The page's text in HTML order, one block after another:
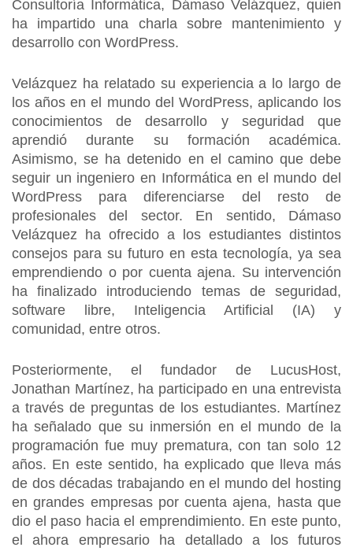
Consultoría Informática, Dámaso Velázquez, quien
ha impartido una charla sobre mantenimiento y
desarrollo con WordPress.
Velázquez ha relatado su experiencia a lo largo de
los años en el mundo del WordPress, aplicando los
conocimientos de desarrollo y seguridad que
aprendió durante su formación académica.
Asimismo, se ha detenido en el camino que debe
seguir un ingeniero en Informática en el mundo del
WordPress para diferenciarse del resto de
profesionales del sector. En sentido, Dámaso
Velázquez ha ofrecido a los estudiantes distintos
consejos para su futuro en esta tecnología, ya sea
emprendiendo o por cuenta ajena. Su intervención
ha finalizado introduciendo temas de seguridad,
software libre, Inteligencia Artificial (IA) y
comunidad, entre otros.
Posteriormente, el fundador de LucusHost,
Jonathan Martínez, ha participado en una entrevista
a través de preguntas de los estudiantes. Martínez
ha señalado que su inmersión en el mundo de la
programación fue muy prematura, con tan solo 12
años. En este sentido, ha explicado que lleva más
de dos décadas trabajando en el mundo del hosting
en grandes empresas por cuenta ajena, hasta que
dio el paso hacia el emprendimiento. En este punto,
el ahora empresario ha detallado a los futuros